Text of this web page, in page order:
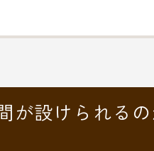
が設けられる